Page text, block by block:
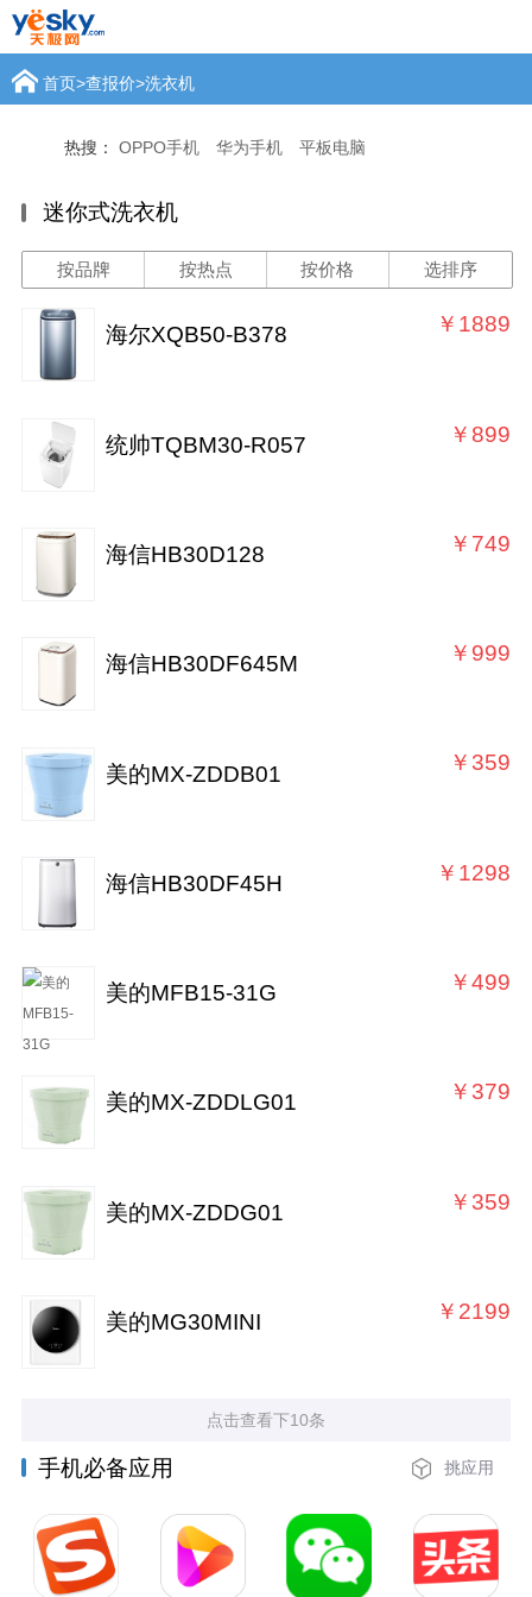
首页>查报价>洗衣机
热搜： OPPO手机 华为手机 平板电脑
迷你式洗衣机
按品牌 按热点 按价格 选排序
海尔XQB50-B378 ￥1889
统帅TQBM30-R057 ￥899
海信HB30D128 ￥749
海信HB30DF645M ￥999
美的MX-ZDDB01 ￥359
海信HB30DF45H ￥1298
美的MFB15-31G ￥499
美的MX-ZDDLG01 ￥379
美的MX-ZDDG01 ￥359
美的MG30MINI ￥2199
点击查看下10条
手机必备应用 挑应用